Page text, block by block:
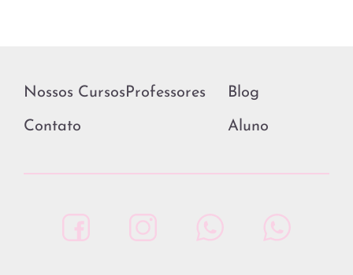
Nossos CursosProfessores Blog
Contato Aluno